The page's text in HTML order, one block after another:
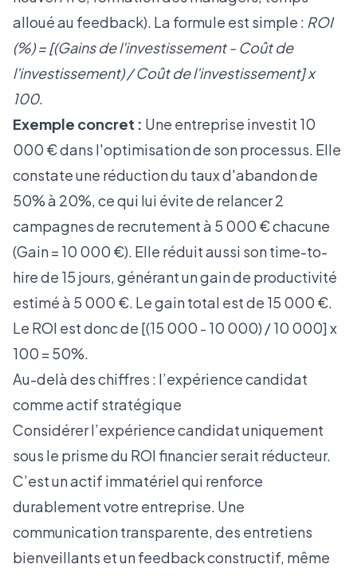
alloué au feedback). La formule est simple : ROI
(%) = [(Gains de l'investissement - Coût de
l'investissement) / Coût de l'investissement] x
100.
Exemple concret : Une entreprise investit 10
000 € dans l'optimisation de son processus. Elle
constate une réduction du taux d'abandon de
50% à 20%, ce qui lui évite de relancer 2
campagnes de recrutement à 5 000 € chacune
(Gain = 10 000 €). Elle réduit aussi son time-to-
hire de 15 jours, générant un gain de productivité
estimé à 5 000 €. Le gain total est de 15 000 €.
Le ROI est donc de [(15 000 - 10 000) / 10 000] x
100 = 50%.
Au-delà des chiffres : l’expérience candidat
comme actif stratégique
Considérer l’expérience candidat uniquement
sous le prisme du ROI financier serait réducteur.
C’est un actif immatériel qui renforce
durablement votre entreprise. Une
communication transparente, des entretiens
bienveillants et un feedback constructif, même